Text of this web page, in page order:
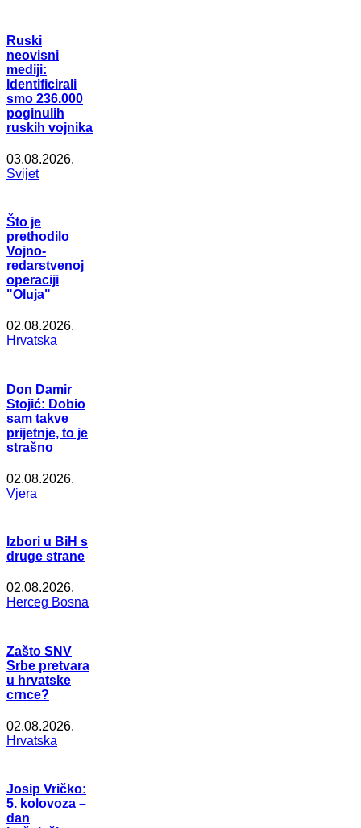
Ruski
neovisni
mediji:
Identificirali
smo 236.000
poginulih
ruskih vojnika
03.08.2026.
Svijet
Što je
prethodilo
Vojno-
redarstvenoj
operaciji
"Oluja"
02.08.2026.
Hrvatska
Don Damir
Stojić: Dobio
sam takve
prijetnje, to je
strašno
02.08.2026.
Vjera
Izbori u BiH s
druge strane
02.08.2026.
Herceg Bosna
Zašto SNV
Srbe pretvara
u hrvatske
crnce?
02.08.2026.
Hrvatska
Josip Vričko:
5. kolovoza –
dan